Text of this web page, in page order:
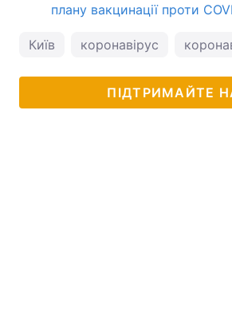
плану вакцинації проти
Київ коронавірус
ПІДТРИМАЙТЕ